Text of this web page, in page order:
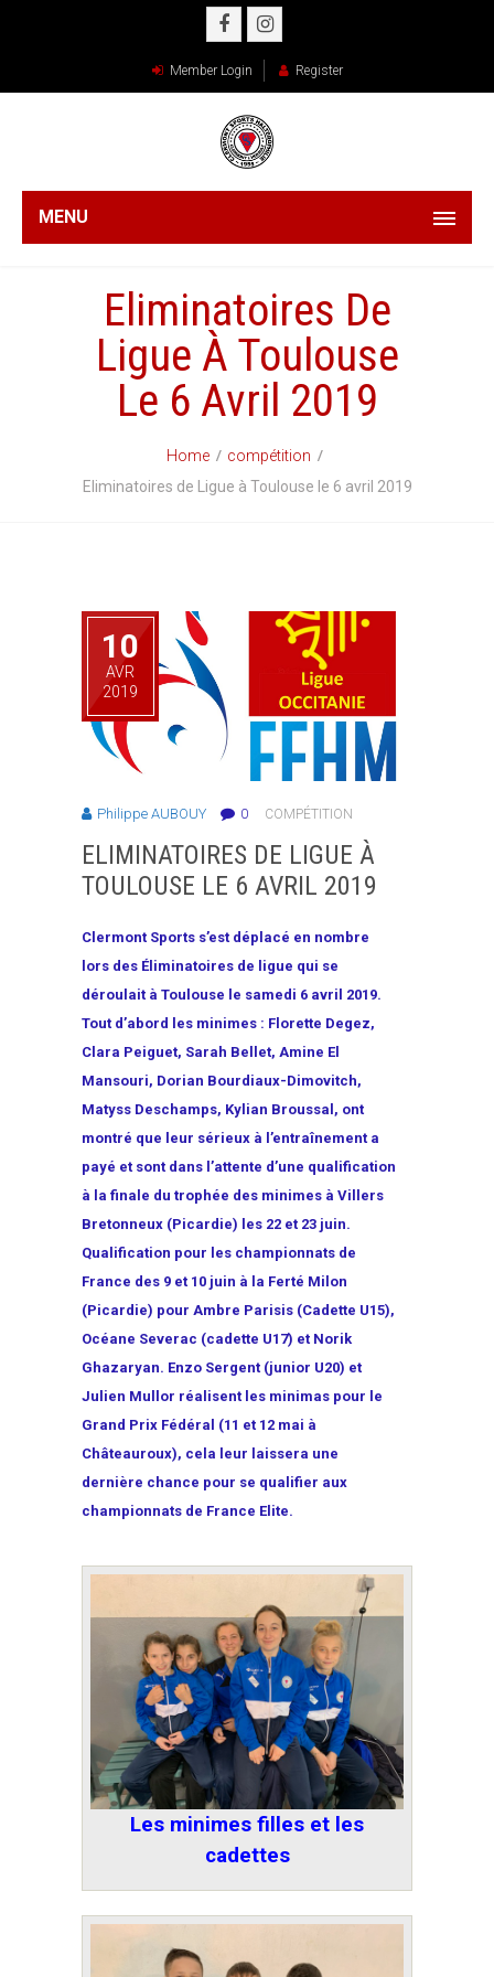
Member Login Register
MENU
Eliminatoires De
Ligue À Toulouse
Le 6 Avril 2019
Home
compétition
Eliminatoires de Ligue à Toulouse le 6 avril 2019
10
AVR
2019
Philippe AUBOUY 0 COMPÉTITION
ELIMINATOIRES DE LIGUE À
TOULOUSE LE 6 AVRIL 2019
Clermont Sports s’est déplacé en nombre
lors des Éliminatoires de ligue qui se
déroulait à Toulouse le samedi 6 avril 2019.
Tout d’abord les minimes : Florette Degez,
Clara Peiguet, Sarah Bellet, Amine El
Mansouri, Dorian Bourdiaux-Dimovitch,
Matyss Deschamps, Kylian Broussal, ont
montré que leur sérieux à l’entraînement a
payé et sont dans l’attente d’une qualification
à la finale du trophée des minimes à Villers
Bretonneux (Picardie) les 22 et 23 juin.
Qualification pour les championnats de
France des 9 et 10 juin à la Ferté Milon
(Picardie) pour Ambre Parisis (Cadette U15),
Océane Severac (cadette U17) et Norik
Ghazaryan. Enzo Sergent (junior U20) et
Julien Mullor réalisent les minimas pour le
Grand Prix Fédéral (11 et 12 mai à
Châteauroux), cela leur laissera une
dernière chance pour se qualifier aux
championnats de France Elite.
Les minimes filles et les
cadettes